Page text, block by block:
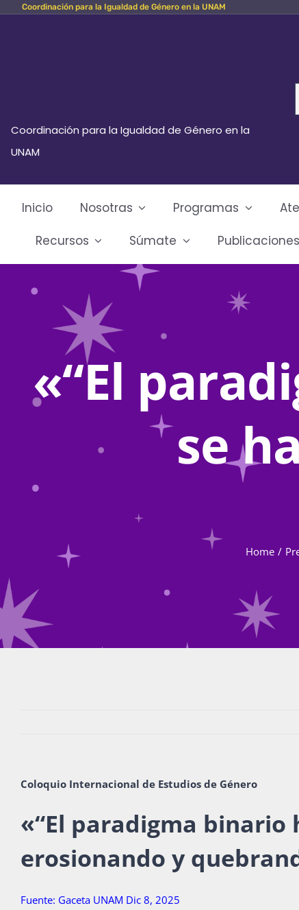
Skip Coordinación para la Igualdad de Género en la UNAM
Coordinación para la Igualdad de Género en la
UNAM
Inicio Nosotras Programas
Recursos
Súmate Publicaciones
«“El
se
Home
Coloquio Internacional de Estudios de Género
«“El paradigma binario
erosionando y
Fuente: Gaceta UNAM Dic 8, 2025